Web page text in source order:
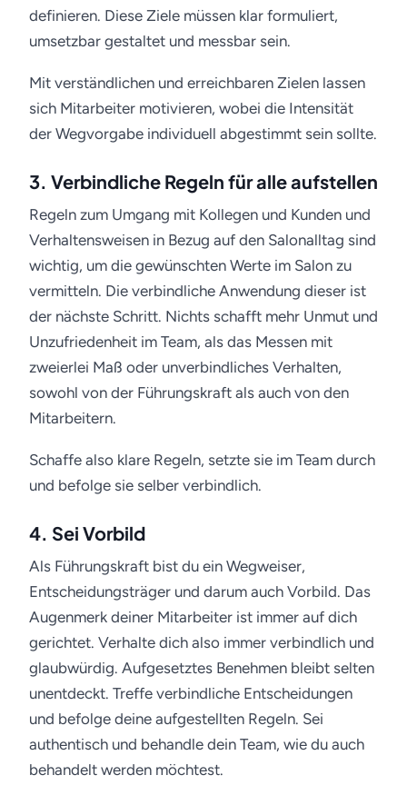
definieren. Diese Ziele müssen klar formuliert,
umsetzbar gestaltet und messbar sein.
Mit verständlichen und erreichbaren Zielen lassen
sich Mitarbeiter motivieren, wobei die Intensität
der Wegvorgabe individuell abgestimmt sein sollte.
3. Verbindliche Regeln für alle aufstellen
Regeln zum Umgang mit Kollegen und Kunden und
Verhaltensweisen in Bezug auf den Salonalltag sind
wichtig, um die gewünschten Werte im Salon zu
vermitteln. Die verbindliche Anwendung dieser ist
der nächste Schritt. Nichts schafft mehr Unmut und
Unzufriedenheit im Team, als das Messen mit
zweierlei Maß oder unverbindliches Verhalten,
sowohl von der Führungskraft als auch von den
Mitarbeitern.
Schaffe also klare Regeln, setzte sie im Team durch
und befolge sie selber verbindlich.
4. Sei Vorbild
Als Führungskraft bist du ein Wegweiser,
Entscheidungsträger und darum auch Vorbild. Das
Augenmerk deiner Mitarbeiter ist immer auf dich
gerichtet. Verhalte dich also immer verbindlich und
glaubwürdig. Aufgesetztes Benehmen bleibt selten
unentdeckt. Treffe verbindliche Entscheidungen
und befolge deine aufgestellten Regeln. Sei
authentisch und behandle dein Team, wie du auch
behandelt werden möchtest.